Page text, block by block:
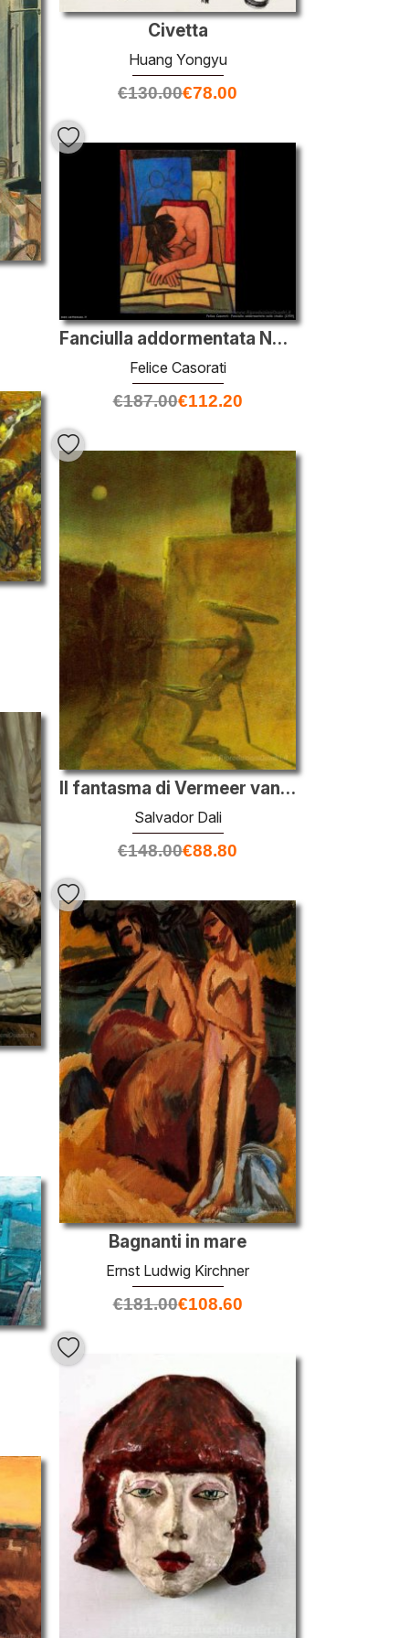
Civetta
Huang Yongyu
€130.00€78.00
Fanciulla addormentata Nello studio di
Felice Casorati
€187.00€112.20
Il fantasma di Vermeer van Delft
Salvador Dali
€148.00€88.80
Bagnanti in mare
Ernst Ludwig Kirchner
€181.00€108.60